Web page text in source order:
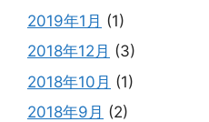
2019年1月 (1)
2018年12月 (3)
2018年10月 (1)
2018年9月 (2)